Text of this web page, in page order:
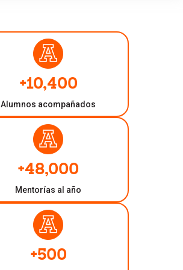
+10,400
Alumnos acompañados
+48,000
Mentorías al año
+500